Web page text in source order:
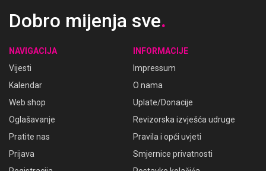
Dobro mijenja sve.
NAVIGACIJA
Vijesti
Kalendar
Web shop
Oglašavanje
Pratite nas
Prijava
INFORMACIJE
Impressum
O nama
Uplate/Donacije
Revizorska izvješća udruge
Pravila i opći uvjeti
Smjernice privatnosti